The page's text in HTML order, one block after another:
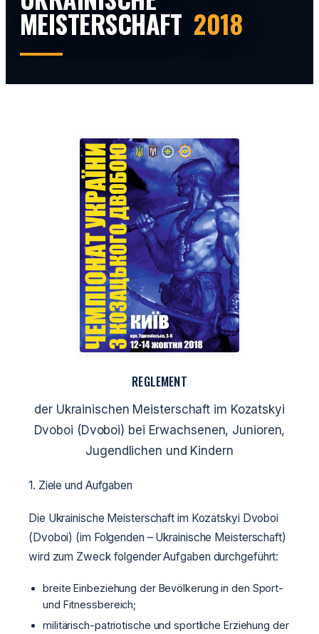
MEISTERSCHAFT 2018
REGLEMENT
der Ukrainischen Meisterschaft im Kozatskyi
Dvoboi (Dvoboi) bei Erwachsenen, Junioren,
Jugendlichen und Kindern
1. Ziele und Aufgaben
Die Ukrainische Meisterschaft im Kozatskyi Dvoboi
(Dvoboi) (im Folgenden – Ukrainische Meisterschaft)
wird zum Zweck folgender Aufgaben durchgeführt:
breite Einbeziehung der Bevölkerung in den Sport-
und Fitnessbereich;
militärisch-patriotische und sportliche Erziehung der